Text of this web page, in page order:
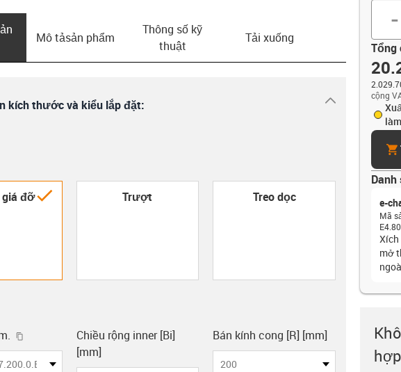
-
Tổng
cộng
e-
Mã
Xích
mở
Mô tả­sản phẩm
Thông số kỹ
thuật
Tải xuống
kích thước và kiểu lắp đặt: igus-icon-
igus-icon-check
giá đỡ Trượt Treo dọc
igus-icon-copy-clipboard
Chiều rộng inner [Bi]
[mm]
Bán kính cong [R] [mm]
200